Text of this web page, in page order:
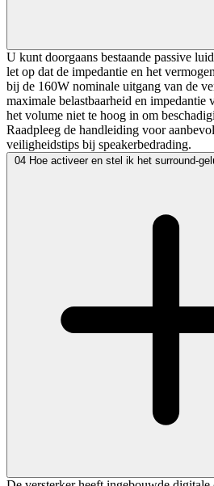
U kunt doorgaans bestaande passive
let op dat de impedantie en het
bij de 160W nominale uitgang van de
maximale belastbaarheid en impedantie
het volume niet te hoog in om
Raadpleeg de handleiding voor
veiligheidstips bij speakerbedrading.
04 Hoe activeer en stel ik het surround-